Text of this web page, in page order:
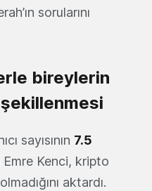
sorularını
bireylerin
şekillenmesi
sayısının 7.5
Emre Kenci, kripto
aktardı.